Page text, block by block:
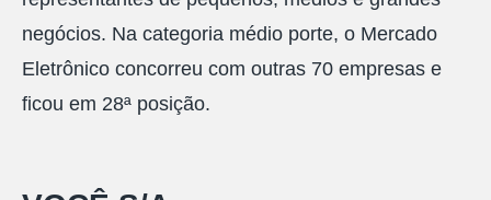
negócios. Na categoria médio porte, o Mercado
Eletrônico concorreu com outras 70 empresas e
ficou em 28ª posição.